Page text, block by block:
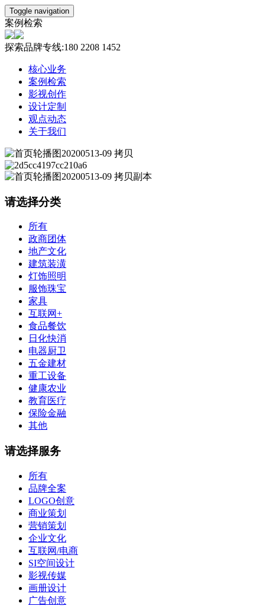
Toggle navigation
案例检索
探索品牌专线:180 2208 1452
核心业务
案例检索
影视创作
设计定制
观点动态
关于我们
请选择分类
所有
政商团体
地产文化
建筑装潢
灯饰照明
服饰珠宝
家具
互联网+
食品餐饮
日化快消
电器厨卫
五金建材
重工设备
健康农业
教育医疗
保险金融
其他
请选择服务
所有
品牌全案
LOGO创意
商业策划
营销策划
企业文化
互联网/电商
SI空间设计
影视传媒
画册设计
广告创意